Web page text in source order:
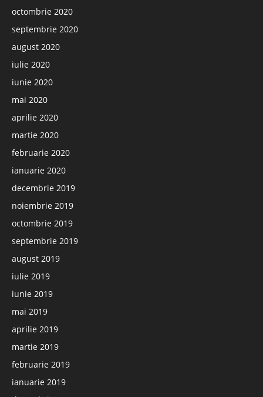
octombrie 2020
septembrie 2020
august 2020
iulie 2020
iunie 2020
mai 2020
aprilie 2020
martie 2020
februarie 2020
ianuarie 2020
decembrie 2019
noiembrie 2019
octombrie 2019
septembrie 2019
august 2019
iulie 2019
iunie 2019
mai 2019
aprilie 2019
martie 2019
februarie 2019
ianuarie 2019